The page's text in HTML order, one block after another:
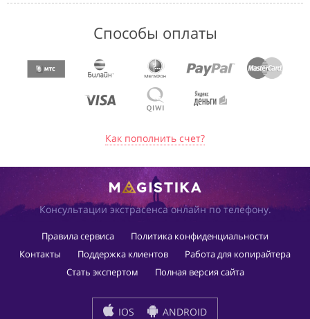
Способы оплаты
Как пополнить счет?
Консультации экстрасенса онлайн по телефону.
Правила сервиса
Политика конфиденциальности
Контакты
Поддержка клиентов
Работа для копирайтера
Стать экспертом
Полная версия сайта
IOS ANDROID